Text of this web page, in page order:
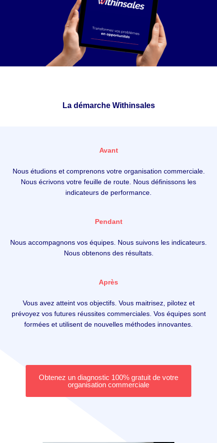
La démarche Withinsales
Avant
Nous étudions et comprenons votre organisation commerciale.
Nous écrivons votre feuille de route. Nous définissons les
indicateurs de performance.
Pendant
Nous accompagnons vos équipes. Nous suivons les indicateurs.
Nous obtenons des résultats.
Après
Vous avez atteint vos objectifs. Vous maitrisez, pilotez et
prévoyez vos futures réussites commerciales. Vos équipes sont
formées et utilisent de nouvelles méthodes innovantes.
Obtenez un diagnostic 100% gratuit de votre
organisation commerciale